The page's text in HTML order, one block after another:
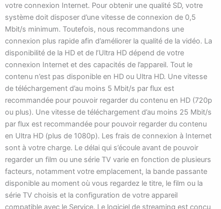
votre connexion Internet. Pour obtenir une qualité SD, votre
système doit disposer d’une vitesse de connexion de 0,5
Mbit/s minimum. Toutefois, nous recommandons une
connexion plus rapide afin d’améliorer la qualité de la vidéo. La
disponibilité de la HD et de l’Ultra HD dépend de votre
connexion Internet et des capacités de l’appareil. Tout le
contenu n’est pas disponible en HD ou Ultra HD. Une vitesse
de téléchargement d’au moins 5 Mbit/s par flux est
recommandée pour pouvoir regarder du contenu en HD (720p
ou plus). Une vitesse de téléchargement d’au moins 25 Mbit/s
par flux est recommandée pour pouvoir regarder du contenu
en Ultra HD (plus de 1080p). Les frais de connexion à Internet
sont à votre charge. Le délai qui s’écoule avant de pouvoir
regarder un film ou une série TV varie en fonction de plusieurs
facteurs, notamment votre emplacement, la bande passante
disponible au moment où vous regardez le titre, le film ou la
série TV choisis et la configuration de votre appareil
compatible avec le Service. Le logiciel de streaming est conçu